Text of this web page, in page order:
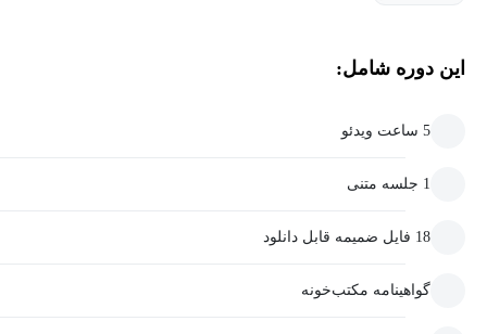
این دوره شامل:
5 ساعت ویدئو
1 جلسه متنی
18 فایل ضمیمه قابل دانلود
گواهینامه مکتب‌خونه